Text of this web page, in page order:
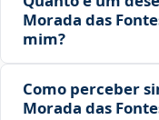
Morada das
mim?
Como perceber
Morada das